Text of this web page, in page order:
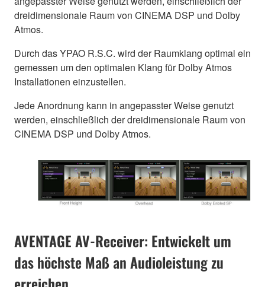
dreidimensionale Raum von CINEMA DSP und Dolby
Atmos.
Durch das YPAO R.S.C. wird der Raumklang optimal ein
gemessen um den optimalen Klang für Dolby Atmos
Installationen einzustellen.
Jede Anordnung kann in angepasster Weise genutzt
werden, einschließlich der dreidimensionale Raum von
CINEMA DSP und Dolby Atmos.
AVENTAGE AV-Receiver: Entwickelt um
das höchste Maß an Audioleistung zu